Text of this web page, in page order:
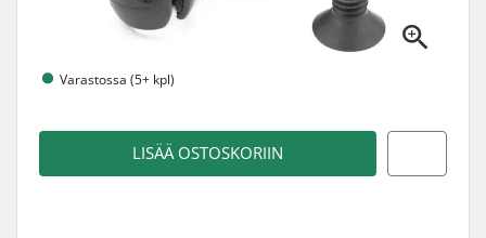
Varastossa (5+ kpl)
LISÄÄ OSTOSKORIIN